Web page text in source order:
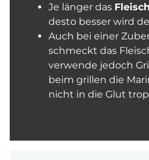
Je länger das Fleisch
desto besser wird
Auch bei einer
schmeckt das
verwende jedoch
beim grillen die
nicht in die Glut